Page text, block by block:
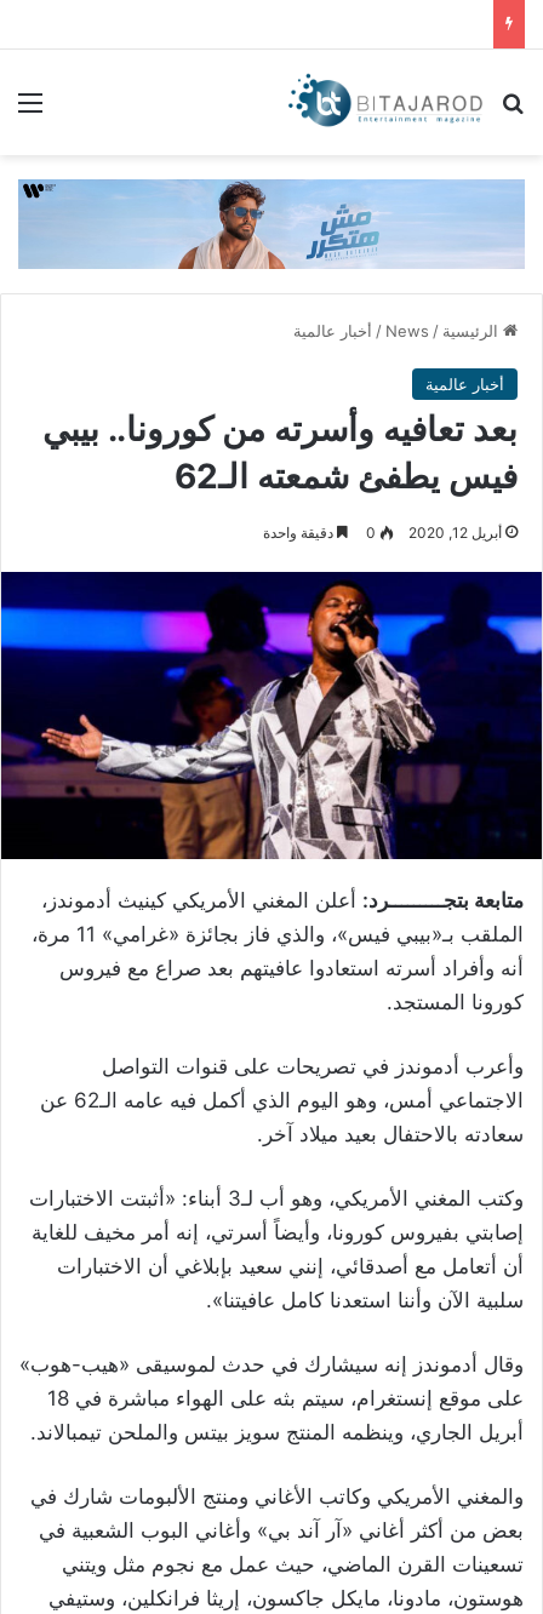
بحث عن
الرئيسية /
News
/ أخبار عالمية
أخبار عالمية
بعد تعافيه وأسرته من كورونا.. بيبي
فيس يطفئ شمعته الـ62
أبريل 12, 2020 0 دقيقة واحدة
متابعة بتجـــــــــرد: أعلن المغني الأمريكي كينيث أدموندز،
الملقب بـ«بيبي فيس»، والذي فاز بجائزة «غرامي» 11 مرة،
أنه وأفراد أسرته استعادوا عافيتهم بعد صراع مع فيروس
كورونا المستجد.
وأعرب أدموندز في تصريحات على قنوات التواصل
الاجتماعي أمس، وهو اليوم الذي أكمل فيه عامه الـ62 عن
سعادته بالاحتفال بعيد ميلاد آخر.
وكتب المغني الأمريكي، وهو أب لـ3 أبناء: «أثبتت الاختبارات
إصابتي بفيروس كورونا، وأيضاً أسرتي، إنه أمر مخيف للغاية
أن أتعامل مع أصدقائي، إنني سعيد بإبلاغي أن الاختبارات
سلبية الآن وأننا استعدنا كامل عافيتنا».
وقال أدموندز إنه سيشارك في حدث لموسيقى «هيب-هوب»
على موقع إنستغرام، سيتم بثه على الهواء مباشرة في 18
أبريل الجاري، وينظمه المنتج سويز بيتس والملحن تيمبالاند.
والمغني الأمريكي وكاتب الأغاني ومنتج الألبومات شارك في
بعض من أكثر أغاني «آر آند بي» وأغاني البوب الشعبية في
تسعينات القرن الماضي، حيث عمل مع نجوم مثل ويتني
هوستون، مادونا، مايكل جاكسون، إريثا فرانكلين، وستيفي